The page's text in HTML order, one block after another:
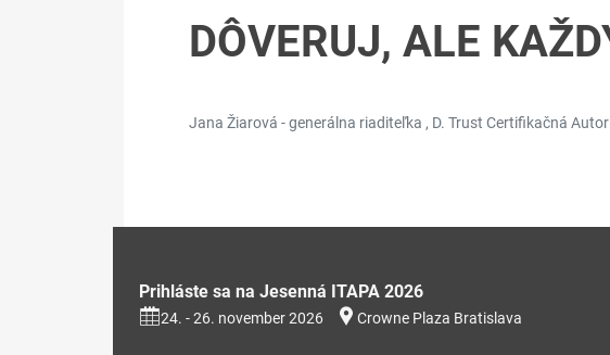
DÔVERUJ, ALE
Jana Žiarová - generálna riaditeľka , D. Trust Certifikačná
Prihláste sa na Jesenná ITAPA 2026
24. - 26. november 2026 Crowne Plaza Bratislava